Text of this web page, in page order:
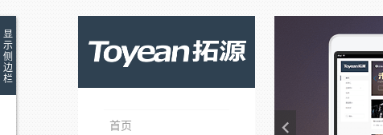
首页
显
示
侧
边
栏